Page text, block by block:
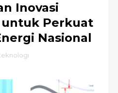
Inovasi
Perkuat
Nasional